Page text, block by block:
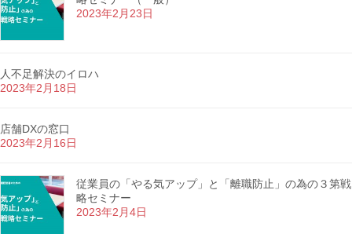
2023年2月23日
人不足解決のイロハ
2023年2月18日
店舗DXの窓口
2023年2月16日
従業員の「やる気アップ」と「離職防止」の為の３第戦
略セミナー
2023年2月4日